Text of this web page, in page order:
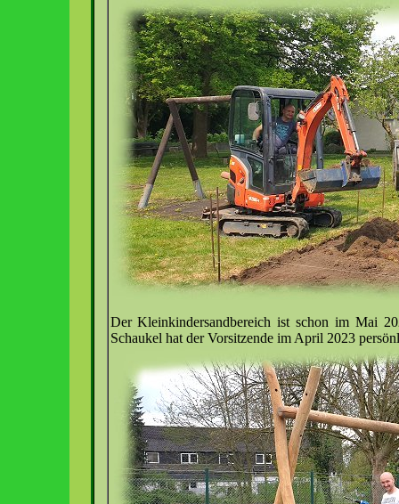
Der Kleinkindersandbereich ist schon im Mai
Schaukel hat der Vorsitzende im April 2023